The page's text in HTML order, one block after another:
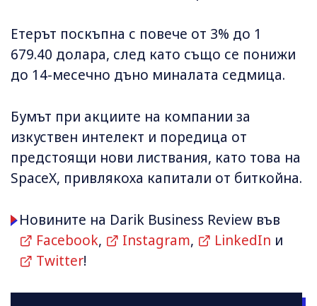
Етерът поскъпна с повече от 3% до 1
679.40 долара, след като също се понижи
до 14-месечно дъно миналата седмица.
Бумът при акциите на компании за
изкуствен интелект и поредица от
предстоящи нови листвания, като това на
SpaceX, привлякоха капитали от биткойна.
Новините на Darik Business Review във
Facebook, Instagram, LinkedIn и
Twitter!